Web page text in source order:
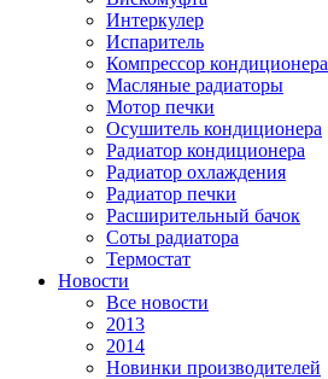
Интеркулер
Испаритель
Компрессор кондиционера
Масляные радиаторы
Мотор печки
Осушитель кондиционера
Радиатор кондиционера
Радиатор охлаждения
Радиатор печки
Расширительный бачок
Соты радиатора
Термостат
Новости
Все новости
2013
2014
Новинки производителей